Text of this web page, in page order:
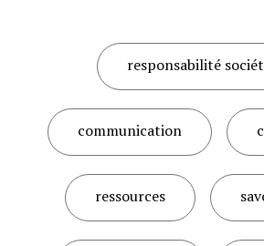
responsabilité
communication
ressources